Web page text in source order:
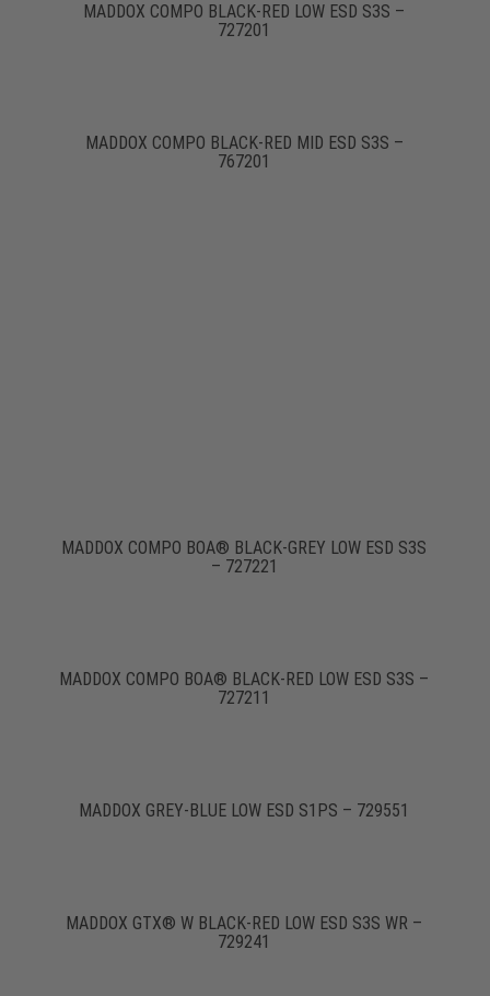
MADDOX COMPO BLACK-RED LOW ESD S3S –
727201
MADDOX COMPO BLACK-RED MID ESD S3S –
767201
MADDOX COMPO BOA® BLACK-GREY LOW ESD S3S
– 727221
MADDOX COMPO BOA® BLACK-RED LOW ESD S3S –
727211
MADDOX GREY-BLUE LOW ESD S1PS – 729551
MADDOX GTX® W BLACK-RED LOW ESD S3S WR –
729241